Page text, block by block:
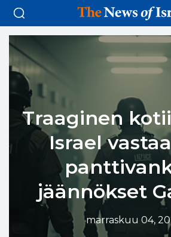
Traaginen
Israel
jäännökset
marraskuu 04,